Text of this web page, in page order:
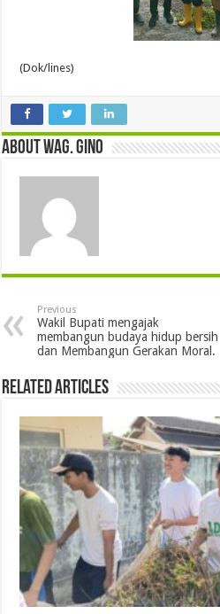
(Dok/lines)
About wag. gino
Previous
Wakil Bupati mengajak
membangun budaya hidup bersih
dan Membangun Gerakan Moral.
Related Articles